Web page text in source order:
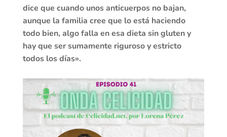
dice que cuando unos anticuerpos no bajan,
aunque la familia cree que lo está haciendo
todo bien, algo falla en esa dieta sin gluten y
hay que ser sumamente riguroso y estricto
todos los días».